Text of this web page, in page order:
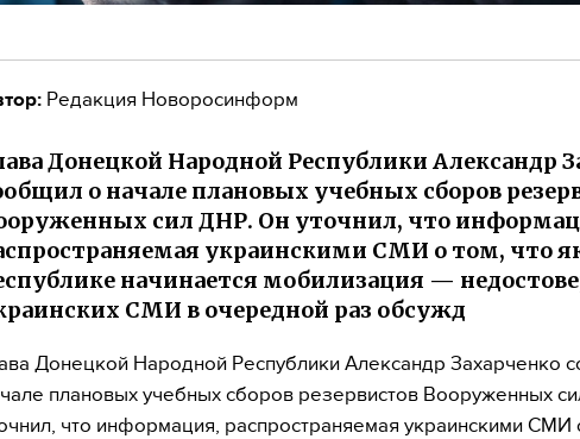
Редакция Новоросинформ
Донецкой Народной Республики Александр
о начале плановых учебных сборов
сил ДНР. Он уточнил, что
украинскими СМИ о том, что
начинается мобилизация —
СМИ в очередной раз обсужд
Донецкой Народной Республики Александр Захарченко
плановых учебных сборов резервистов Вооруженных
что информация, распространяемая украинскими СМИ